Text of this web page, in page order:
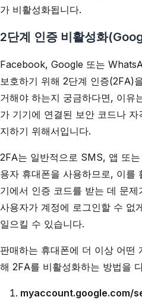
가 비활성화됩니다.
2단계 인증 비활성화
Facebook, Google 또는
보호하기 위해 2단계 인증(2FA)
거해야 하는지 궁금하다면, 이유
가 기기에 연결된 보안 코드나
지하기 위해서입니다.
2FA는 일반적으로 SMS, 앱 또
용자 휴대폰을 사용하므로, 이를
기에서 인증 코드를 받는 데 문
사용자가 계정에 로그인할 수 없
일으킬 수 있습니다.
판매하는 휴대폰에 더 이상 어떤
해 2FA를 비활성화하는 방법을
myaccount.google.com/